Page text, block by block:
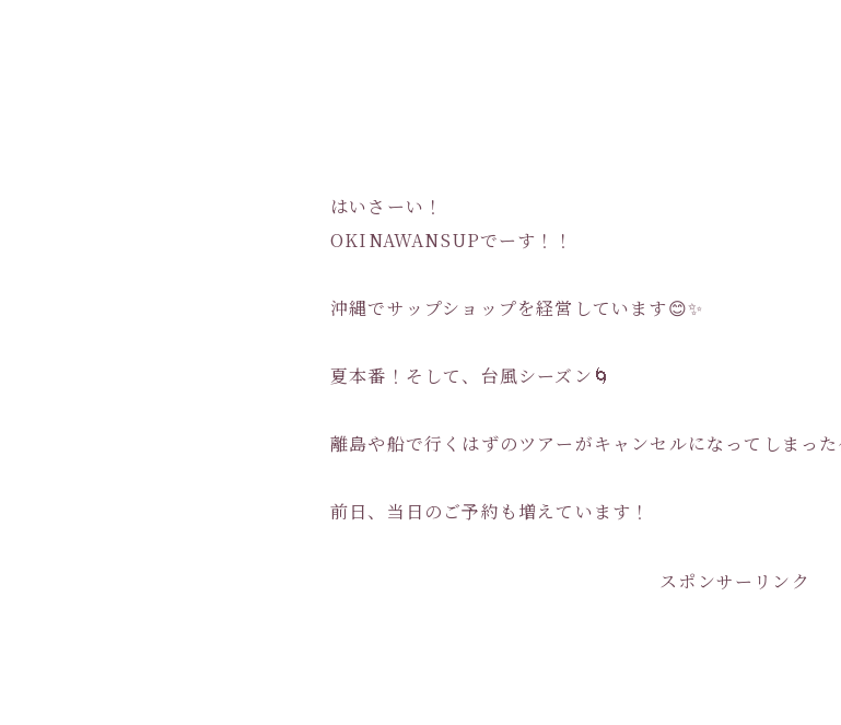
はいさーい！
OKINAWANSUPでーす！！
沖縄でサップショップを経営しています😊✨
夏本番！そして、台風シーズン🌀
離島や船で行くはずのツアーがキャンセルになってしまった
前日、当日のご予約も増えています！
スポンサーリンク